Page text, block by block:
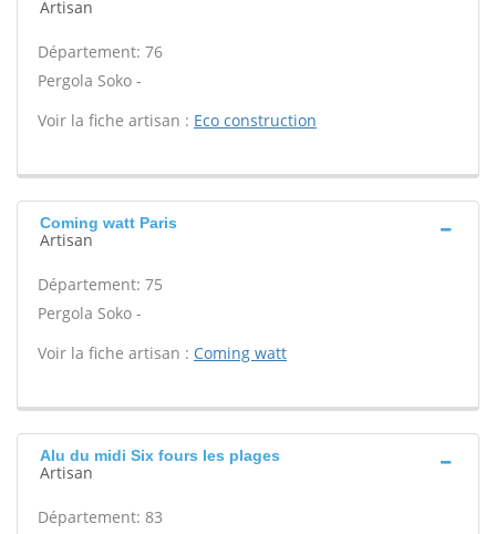
Artisan
Département: 76
Pergola Soko -
Voir la fiche artisan : Eco construction
Coming watt Paris
Artisan
Département: 75
Pergola Soko -
Voir la fiche artisan : Coming watt
Alu du midi Six fours les plages
Artisan
Département: 83